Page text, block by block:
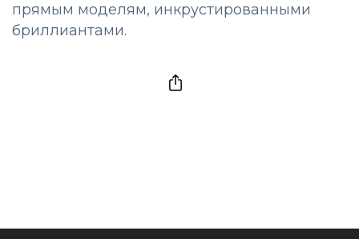
прямым моделям, инкрустированными
бриллиантами.